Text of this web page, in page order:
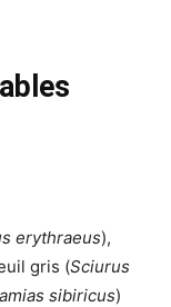
erythraeus),
gris (Sciurus
sibiricus)